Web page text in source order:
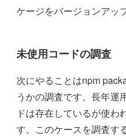
ケージをバージョンアッ
未使用コードの調査
次にやることはnpm
うかの調査です。長年運
ドは存在しているが使わ
す。このケースを調査す